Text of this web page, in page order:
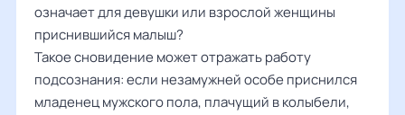
означает для девушки или взрослой женщины
приснившийся малыш?
Такое сновидение может отражать работу
подсознания: если незамужней особе приснился
младенец мужского пола, плачущий в колыбели,